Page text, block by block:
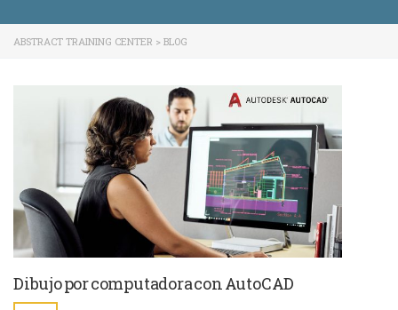
ABSTRACT TRAINING CENTER > BLOG
Dibujo por computadora con AutoCAD